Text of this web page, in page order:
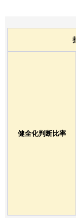
健全化判断比率